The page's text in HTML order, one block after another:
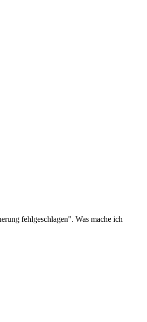
fehlgeschlagen". Was mache ich